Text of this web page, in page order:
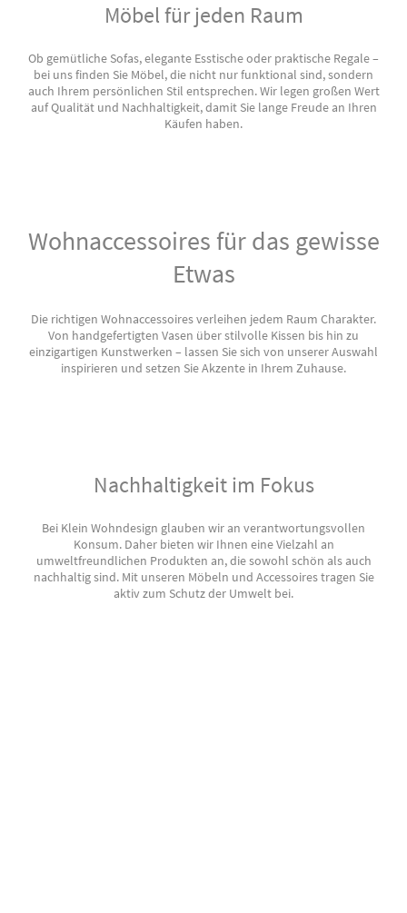
Möbel für jeden Raum
Ob gemütliche Sofas, elegante Esstische oder praktische Regale –
bei uns finden Sie Möbel, die nicht nur funktional sind, sondern
auch Ihrem persönlichen Stil entsprechen. Wir legen großen Wert
auf Qualität und Nachhaltigkeit, damit Sie lange Freude an Ihren
Käufen haben.
Wohnaccessoires für das gewisse
Etwas
Die richtigen Wohnaccessoires verleihen jedem Raum Charakter.
Von handgefertigten Vasen über stilvolle Kissen bis hin zu
einzigartigen Kunstwerken – lassen Sie sich von unserer Auswahl
inspirieren und setzen Sie Akzente in Ihrem Zuhause.
Nachhaltigkeit im Fokus
Bei Klein Wohndesign glauben wir an verantwortungsvollen
Konsum. Daher bieten wir Ihnen eine Vielzahl an
umweltfreundlichen Produkten an, die sowohl schön als auch
nachhaltig sind. Mit unseren Möbeln und Accessoires tragen Sie
aktiv zum Schutz der Umwelt bei.